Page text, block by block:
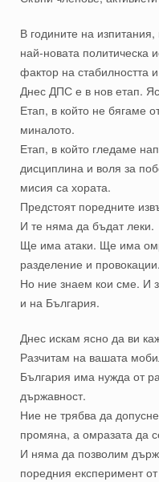
В годините на
най-новата политическа
фактор на стабилността
Днес ДПС е в нов етап.
Етап, в който не бягаме
миналото.
Етап, в който гледаме
дисциплина и воля за
мисия са хората.
Предстоят поредните
И те няма да бъдат леки.
Ще има атаки. Ще има
разделение и провокации.
Но ние знаем кои сме. И
и на България.
Днес искам ясно да ви
Разчитам на вашата
България има нужда от
държавност.
Ние не трябва да
промяна, а омразата да
И няма да позволим
поредния експеримент